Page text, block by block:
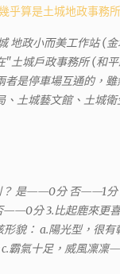
乎算是土城地政事務
地政小而美工作站 (金
"土城戶政事務所 (和
是停車場互通的，
土城藝文館、土城衛
有地政小而美工作站
一看就有問題。要是
調不到資源。但我不
把握每個法官或檢察
這種小人物受害案件
？ 是——0分 否——1分
——0分 3.比起鹿來更
貌： a.陽光型，很
霸氣十足，威風凜凜